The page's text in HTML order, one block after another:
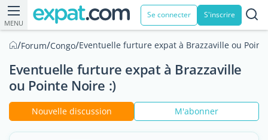
MENU
Se connecter S'inscrire
/Forum/Congo/Eventuelle furture expat à Brazzaville ou
Eventuelle furture expat à Brazzaville
ou Pointe Noire :)
Nouvelle discussion M'abonner